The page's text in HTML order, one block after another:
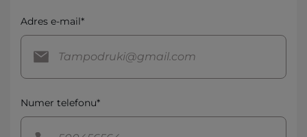
Adres e-mail*
Numer telefonu*